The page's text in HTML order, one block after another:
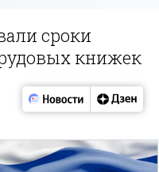
сроки
книжек